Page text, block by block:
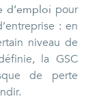
d’emploi pour
: en
niveau de
la GSC
de perte